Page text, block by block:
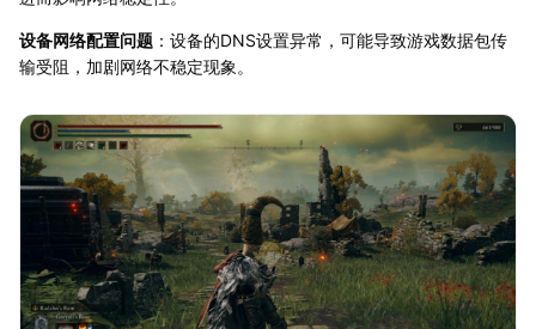
设备网络配置问题 ：设备的DNS设置异常，可能导致游戏数据包传
输受阻，加剧网络不稳定现象。